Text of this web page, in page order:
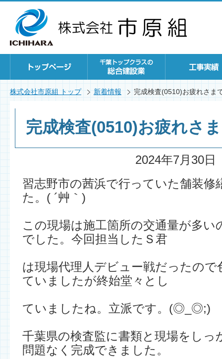
株式会社市原組 トップ 新着情報 完成検査(0510)お疲れさま
完成検査(0510)お疲れさ
2024年7月30日
習志野市の茜浜で行っていた舗装修
た。( ´艸｀)
この現場は施工箇所の交通量が多い
でした。今回担当したＳ君
は現場代理人デビュー戦だったので
ていましたが終始堂々とし
ていましたね。立派です。(◎_◎;)
千葉県の検査監に書類と現場をしっ
問題なく完成できました。